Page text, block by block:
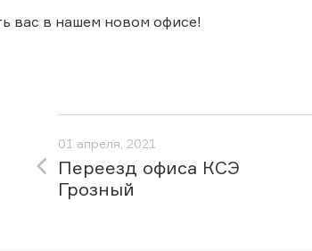
вас в нашем новом офисе!
01 апреля, 2021
Переезд офиса КСЭ
Грозный